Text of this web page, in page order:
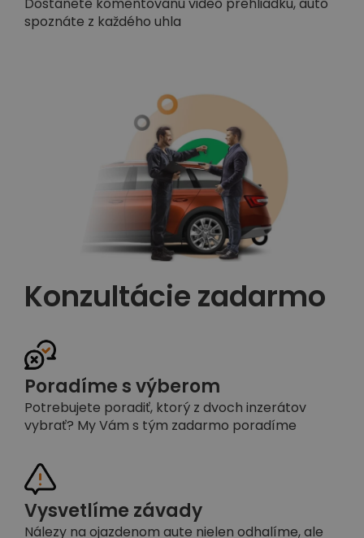
Dostanete komentovanú video prehliadku, auto
spoznáte z každého uhla
Konzultácie zadarmo
Poradíme s výberom
Potrebujete poradiť, ktorý z dvoch inzerátov
vybrať? My Vám s tým zadarmo poradíme
Vysvetlíme závady
Nálezy na ojazdenom aute nielen odhalíme, ale